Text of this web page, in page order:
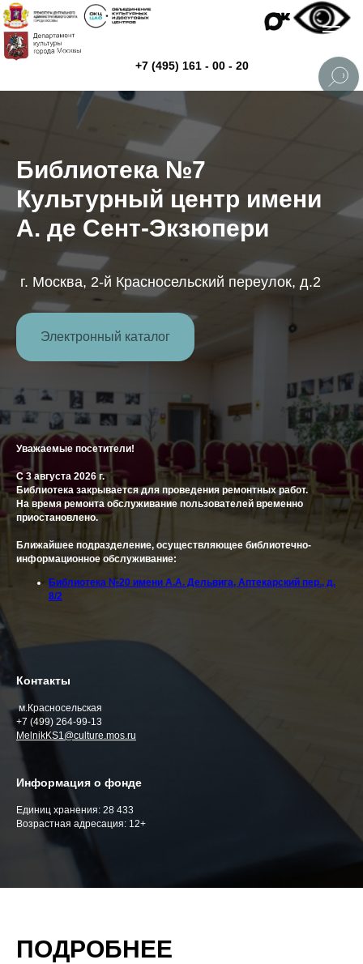
Библиотека №7
Культурный центр имени
А. де Сент-Экзюпери
г. Москва, 2-й Красносельский переулок, д.2
Электронный каталог
Уважаемые посетители!
С 3 августа 2026 г.
Библиотека закрывается для проведения ремонтных работ.
На время ремонта обслуживание пользователей временно
приостановлено.
Ближайшее подразделение, осуществляющее библиотечно-
информационное обслуживание:
Библиотека №20 имени А.А. Дельвига, Аптекарский пер., д.
8/2
Контакты
м.Красносельская
+7 (499) 264-99-13
MelnikKS1@culture.mos.ru
Информация о фонде
Единиц хранения: 28 433
Возрастная адресация: 12+
ПОДРОБНЕЕ